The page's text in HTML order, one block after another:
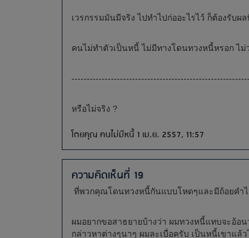
เวรกรรมมันมีจริง ไปทำไปก่ออะไรไว้ ก็ต้องรับผ
คนไม่ทำตัวเป็นหนี้ ไม่มีทางโดนทวงหนี้หรอก ไ
หรือไม่จริง ?
โดยคุณ คนไม่มีหนี้ 1 เม.ย. 2557, 11:57
ความคิดเห็นที่ 19
ที่พวกคุณโดนทวงหนี้กันแบบโหดๆและมีถ้อยคำ
ผมอยากขอสาธยายบ้างว่า ผมทวงหนี้แทบจะอ้อ
กล่าวหาต่างๆนาๆ ผมละเบื่อครับ เป็นหนี้เขาแล้